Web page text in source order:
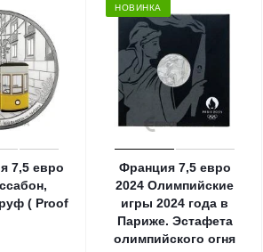
7,5 евро
( Proof
НОВИНКА
Франция 7,5 евро
2024 Олимпийские
игры 2024 года в
Париже. Эстафета
олимпийского огня